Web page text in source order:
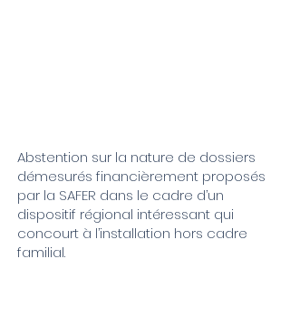
Abstention sur la nature de dossiers
démesurés financièrement proposés
par la SAFER dans le cadre d’un
dispositif régional intéressant qui
concourt à l’installation hors cadre
familial.